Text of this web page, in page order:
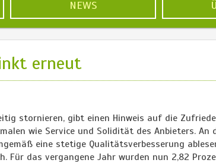
NEWS
erneut
stornieren, gibt einen Hinweis auf die
wie Service und Solidität des Anbieters. An
eine stetige Qualitätsverbesserung
Für das vergangene Jahr wurden nun 2,82